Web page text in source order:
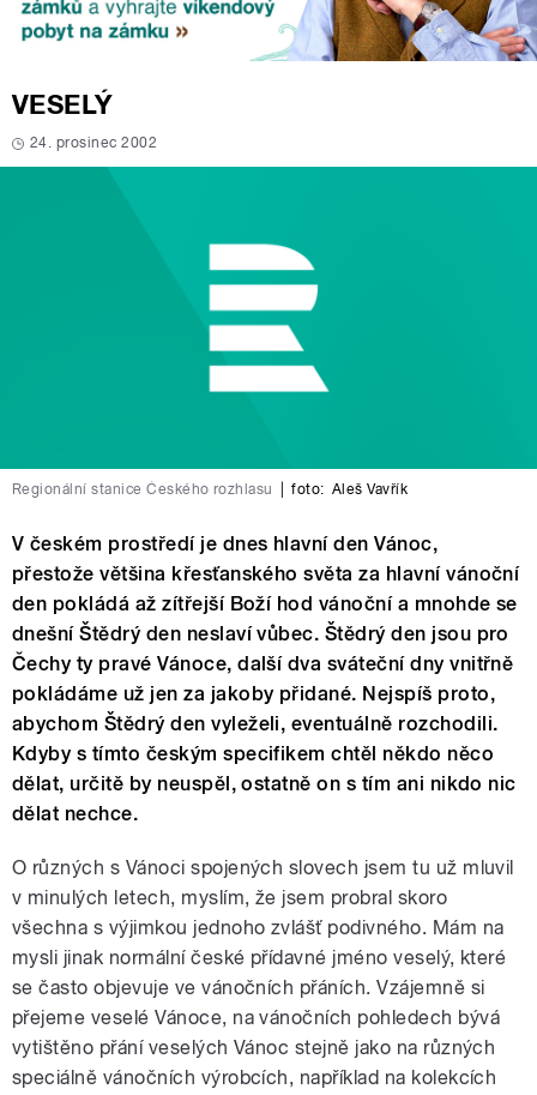
VESELÝ
24. prosinec 2002
Regionální stanice Českého rozhlasu foto: Aleš Vavřík
V českém prostředí je dnes hlavní den Vánoc,
přestože většina křesťanského světa za hlavní vánoční
den pokládá až zítřejší Boží hod vánoční a mnohde se
dnešní Štědrý den neslaví vůbec. Štědrý den jsou pro
Čechy ty pravé Vánoce, další dva sváteční dny vnitřně
pokládáme už jen za jakoby přidané. Nejspíš proto,
abychom Štědrý den vyleželi, eventuálně rozchodili.
Kdyby s tímto českým specifikem chtěl někdo něco
dělat, určitě by neuspěl, ostatně on s tím ani nikdo nic
dělat nechce.
O různých s Vánoci spojených slovech jsem tu už mluvil
v minulých letech, myslím, že jsem probral skoro
všechna s výjimkou jednoho zvlášť podivného. Mám na
mysli jinak normální české přídavné jméno veselý, které
se často objevuje ve vánočních přáních. Vzájemně si
přejeme veselé Vánoce, na vánočních pohledech bývá
vytištěno přání veselých Vánoc stejně jako na různých
speciálně vánočních výrobcích, například na kolekcích